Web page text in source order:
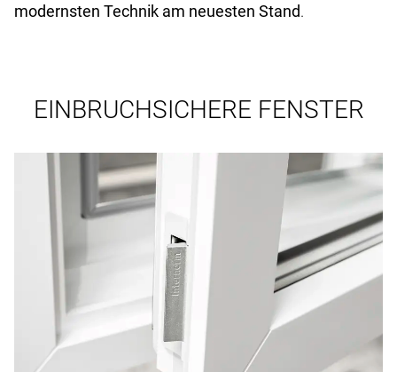
modernsten Technik am neuesten Stand.
EINBRUCHSICHERE FENSTER